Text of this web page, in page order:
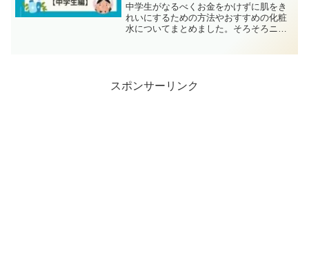
中学生がなるべくお金をかけずに肌をき
れいにするための方法やおすすめの化粧
水についてまとめました。そろそろニキ
スポンサーリンク